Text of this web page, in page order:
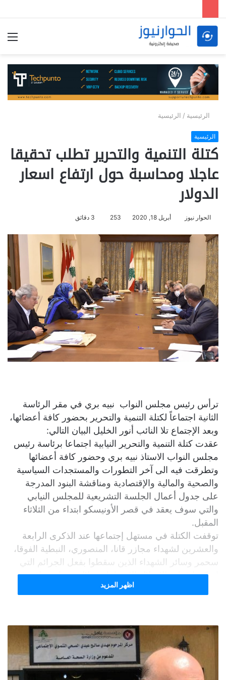
الرئيسية / الرئيسية
الرئيسية
كتلة التنمية والتحرير تطلب تحقيقا
عاجلا ومحاسبة حول ارتفاع اسعار
الدولار
الحوار نيوز أبريل 18, 2020 253
ترأس رئيس مجلس النواب نبيه بري في مقر الرئاسة
الثانية اجتماعاً لكتلة التنمية والتحرير بحضور كافة أعضائها،
وبعد الإجتماع تلا النائب أنور الخليل البيان التالي:
عقدت كتلة التنمية والتحرير النيابية اجتماعا برئاسة رئيس
مجلس النواب الاستاذ نبيه بري وحضور كافة أعضائها
وتطرقت فيه الى آخر التطورات والمستجدات السياسية
والصحية والمالية والإقتصادية ومناقشة البنود المدرجة
على جدول أعمال الجلسة التشريعية للمجلس النيابي
والتي سوف يعقد في قصر الأونيسكو ابتداء من الثلاثاء
المقبل.
توقفت الكتلة في مستهل إجتماعها عند الذكرى الرابعة
والعشرين لشهداء مجازر قانا، المنصوري، النبطية الفوقا،
سحمر وسائر الشهداء الذين سقطوا بفعل الجرائم التي
ارتكبتها قوات الإحتلال الإسرائيلي خلال عدوان عناقيد
والسياسية من مخاطر عدوانية على لبنان وإنسانه وثرواته
وما تزامن الذكرى في هذا العام مع التمادي الإسرائيلي
في استباحته للسيادة اللبنانية والتي تصاعدت في الأيام
القليلة الماضية بانتهاك يومي للأجواء اللبنانية من الجنوب
اظهر المزيد